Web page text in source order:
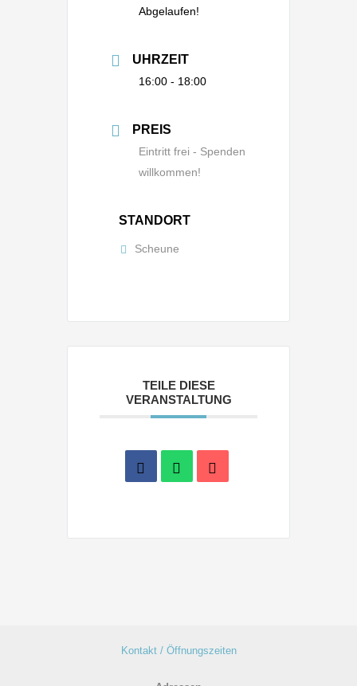
Abgelaufen!
UHRZEIT
16:00 - 18:00
PREIS
Eintritt frei - Spenden
willkommen!
STANDORT
Scheune
TEILE DIESE
VERANSTALTUNG
Kontakt / Öffnungszeiten